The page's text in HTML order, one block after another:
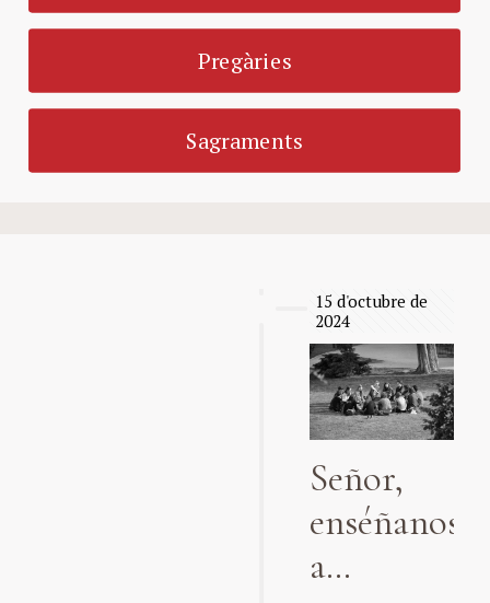
Pregàries
Sagraments
15 d'octubre de
2024
Señor,
enséñanos
a…